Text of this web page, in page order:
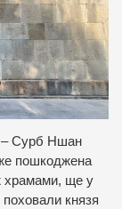
– Сурб Ншан
пошкоджена
храмами, ще у
поховали князя